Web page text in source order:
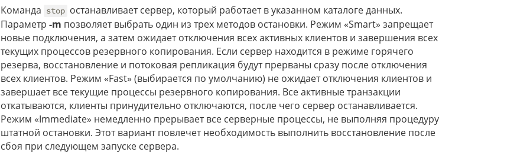
Команда stop останавливает сервер, который работает в указанном каталоге данных.
Параметр -m позволяет выбрать один из трех методов остановки. Режим «Smart» запрещает
новые подключения, а затем ожидает отключения всех активных клиентов и завершения всех
текущих процессов резервного копирования. Если сервер находится в режиме горячего
резерва, восстановление и потоковая репликация будут прерваны сразу после отключения
всех клиентов. Режим «Fast» (выбирается по умолчанию) не ожидает отключения клиентов и
завершает все текущие процессы резервного копирования. Все активные транзакции
откатываются, клиенты принудительно отключаются, после чего сервер останавливается.
Режим «Immediate» немедленно прерывает все серверные процессы, не выполняя процедуру
штатной остановки. Этот вариант повлечет необходимость выполнить восстановление после
сбоя при следующем запуске сервера.